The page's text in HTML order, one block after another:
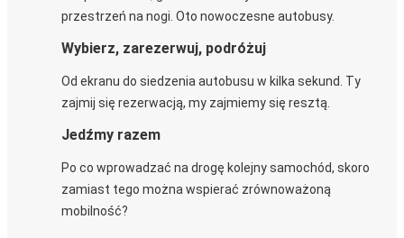
przestrzeń na nogi. Oto nowoczesne autobusy.
Wybierz, zarezerwuj, podróżuj
Od ekranu do siedzenia autobusu w kilka sekund. Ty
zajmij się rezerwacją, my zajmiemy się resztą.
Jedźmy razem
Po co wprowadzać na drogę kolejny samochód, skoro
zamiast tego można wspierać zrównoważoną
mobilność?